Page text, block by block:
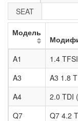
SEAT
Модель
A1
1.4
A3
A3 1.8 T
A4
2.0 TDI
Q7
Q7 4.2